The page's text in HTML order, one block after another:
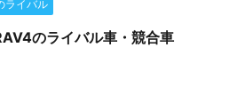
ライバル
のライバル車・競合車